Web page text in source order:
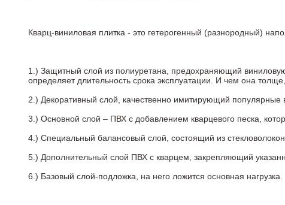
Кварц-виниловая плитка - это гетерогенный (разнородный)
1.) Защитный слой из полиуретана, предохраняющий
определяет длительность срока эксплуатации. И чем она
2.) Декоративный слой, качественно имитирующий популярные
3.) Основной слой – ПВХ с добавлением кварцевого песка,
4.) Специальный балансовый слой, состоящий из
5.) Дополнительный слой ПВХ с кварцем, закрепляющий
6.) Базовый слой-подложка, на него ложится основная нагрузка.